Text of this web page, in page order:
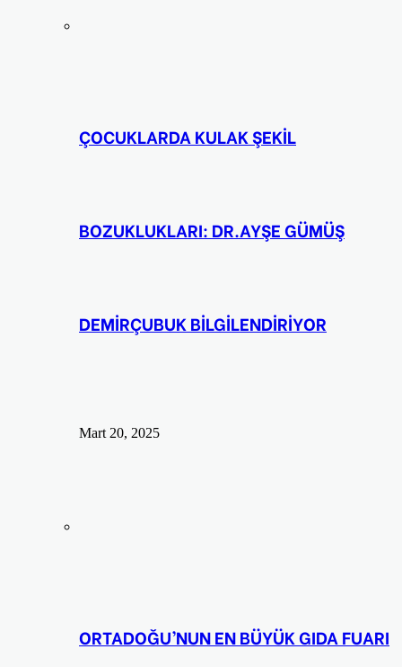
ÇOCUKLARDA KULAK ŞEKİL
BOZUKLUKLARI: DR.AYŞE GÜMÜŞ
DEMİRÇUBUK BİLGİLENDİRİYOR
Mart 20, 2025
ORTADOĞU’NUN EN BÜYÜK GIDA FUARI